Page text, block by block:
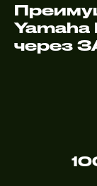
Yamaha
через